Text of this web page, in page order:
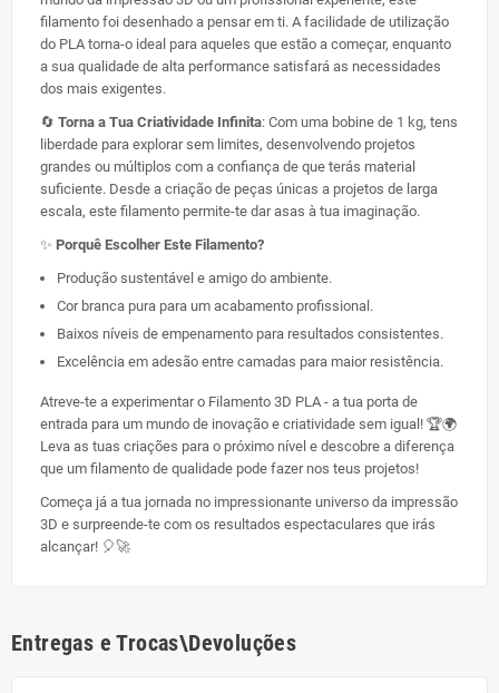
filamento foi desenhado a pensar em ti. A facilidade de utilização
do PLA torna-o ideal para aqueles que estão a começar, enquanto
a sua qualidade de alta performance satisfará as necessidades
dos mais exigentes.
🔄 Torna a Tua Criatividade Infinita: Com uma bobine de 1 kg, tens
liberdade para explorar sem limites, desenvolvendo projetos
grandes ou múltiplos com a confiança de que terás material
suficiente. Desde a criação de peças únicas a projetos de larga
escala, este filamento permite-te dar asas à tua imaginação.
✨ Porquê Escolher Este Filamento?
Produção sustentável e amigo do ambiente.
Cor branca pura para um acabamento profissional.
Baixos níveis de empenamento para resultados consistentes.
Excelência em adesão entre camadas para maior resistência.
Atreve-te a experimentar o Filamento 3D PLA - a tua porta de
entrada para um mundo de inovação e criatividade sem igual! 🏆🌍
Leva as tuas criações para o próximo nível e descobre a diferença
que um filamento de qualidade pode fazer nos teus projetos!
Começa já a tua jornada no impressionante universo da impressão
3D e surpreende-te com os resultados espectaculares que irás
alcançar! 🎈🚀
Entregas e Trocas\Devoluções